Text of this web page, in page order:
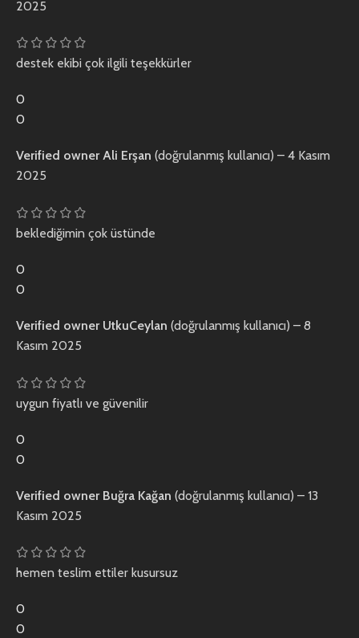
2025
destek ekibi çok ilgili teşekkürler
0
0
Verified ownerAli Erşan (doğrulanmış kullanıcı) – 4 Kasım
2025
beklediğimin çok üstünde
0
0
Verified owner UtkuCeylan (doğrulanmış kullanıcı) – 8
Kasım 2025
uygun fiyatlı ve güvenilir
0
0
Verified owner Buğra Kağan (doğrulanmış kullanıcı) – 13
Kasım 2025
hemen teslim ettiler kusursuz
0
0